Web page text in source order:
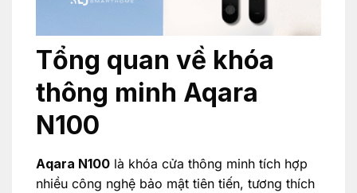
Tổng quan về khóa
thông minh Aqara
N100
Aqara N100là khóa cửa thông minh tích hợp
nhiều công nghệ bảo mật tiên tiến, tương thích